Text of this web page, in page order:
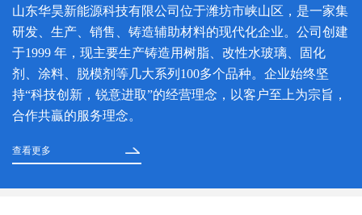
山东华昊新能源科技有限公司位于潍坊市峡山区，是一家集
研发、生产、销售、铸造辅助材料的现代化企业。公司创建
于1999 年，现主要生产铸造用树脂、改性水玻璃、固化
剂、涂料、脱模剂等几大系列100多个品种。企业始终坚
持“科技创新，锐意进取”的经营理念，以客户至上为宗旨，
合作共贏的服务理念。
查看更多